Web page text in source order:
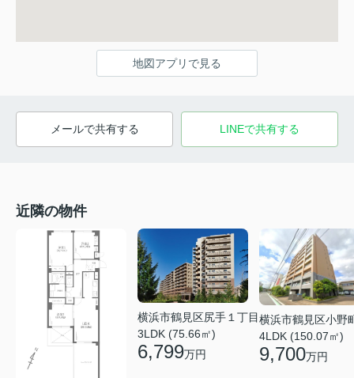
地図アプリで見る
メールで共有する LINEで共有する
近隣の物件
横浜市鶴見区尻手１丁目
3LDK (75.66㎡)
6,799万円
横浜市鶴見区小野
4LDK (150.07㎡)
9,700万円